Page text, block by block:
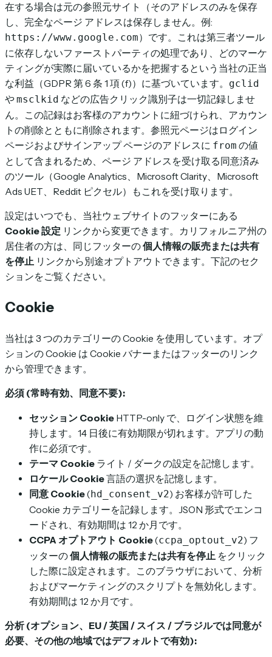
在する場合は元の参照元サイト（そのアドレスのみを保存
し、完全なページ アドレスは保存しません。例:
https://www.google.com）です。これは第三者ツール
に依存しないファーストパーティの処理であり、どのマーケ
ティングが実際に届いているかを把握するという当社の正当
な利益（GDPR 第 6 条 1 項 (f)）に基づいています。 gclid
やmsclkid などの広告クリック識別子は一切記録しませ
ん。この記録はお客様のアカウントに紐づけられ、アカウン
トの削除とともに削除されます。参照元ページはログイン
ページおよびサインアップ ページのアドレスに from の値
として含まれるため、ページ アドレスを受け取る同意済み
のツール（Google Analytics、Microsoft Clarity、Microsoft
Ads UET、Reddit ピクセル）もこれを受け取ります。
設定はいつでも、当社ウェブサイトのフッターにある
Cookie 設定 リンクから変更できます。カリフォルニア州の
居住者の方は、同じフッターの個人情報の販売または共有
を停止 リンクから別途オプトアウトできます。下記のセク
ションをご覧ください。
Cookie
当社は 3 つのカテゴリーの Cookie を使用しています。オプ
ションの Cookie は Cookie バナーまたはフッターのリンク
から管理できます。
必須 (常時有効、同意不要):
セッション Cookie HTTP-only で、ログイン状態を維
持します。14 日後に有効期限が切れます。アプリの動
作に必須です。
テーマ Cookie ライト / ダークの設定を記憶します。
ロケール Cookie言語の選択を記憶します。
同意 Cookie( hd_consent_v2) お客様が許可した
Cookie カテゴリーを記録します。JSON 形式でエンコ
ードされ、有効期間は 12 か月です。
CCPA オプトアウト Cookie(ccpa_optout_v2) フ
ッターの個人情報の販売または共有を停止 をクリック
した際に設定されます。このブラウザにおいて、分析
およびマーケティングのスクリプトを無効化します。
有効期間は 12 か月です。
分析 (オプション、EU / 英国 / スイス / ブラジルでは同意が
必要、その他の地域ではデフォルトで有効):